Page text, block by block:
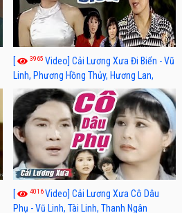
[ 3965 Video] Cải Lương Xưa Đi Biển - Vũ
Linh, Phương Hồng Thủy, Hương Lan,
Thanh Hằng
[ 4016Video] Cải Lương Xưa Cô Dâu
Phụ - Vũ Linh, Tài Linh, Thanh Ngân